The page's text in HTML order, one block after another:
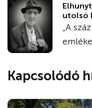
utolsó
„A
Kapcsolódó